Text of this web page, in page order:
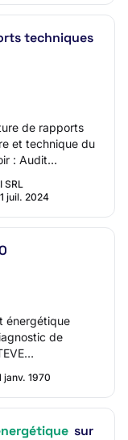
techniques
de rapports
et technique du
: Audit
SRL
1 juil. 2024
énergétique
de
janv. 1970
sur